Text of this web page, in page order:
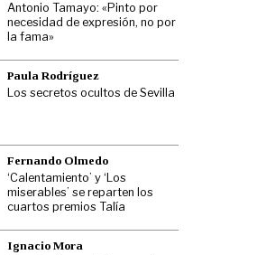
Antonio Tamayo: «Pinto por
necesidad de expresión, no por
la fama»
Paula Rodríguez
Los secretos ocultos de Sevilla
Fernando Olmedo
‘Calentamiento’ y ‘Los
miserables’ se reparten los
cuartos premios Talía
Ignacio Mora